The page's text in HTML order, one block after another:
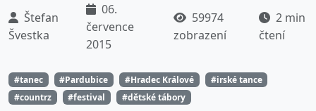
Štefan
Švestka
06.
července
2015
59974
zobrazení
2 min
čtení
#tanec #Pardubice #Hradec Králové
#irské tance
#countrz
#festival #dětské tábory